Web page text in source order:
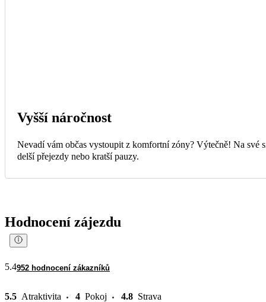
Vyšší náročnost
Nevadí vám občas vystoupit z komfortní zóny? Výtečně! Na své
delší přejezdy nebo kratší pauzy.
Hodnocení zájezdu
5.4952 hodnocení zákazníků
5.5 Atraktivita 4 Pokoj 4.8 Strava